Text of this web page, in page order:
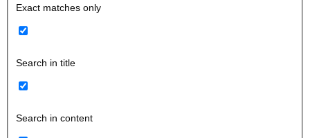
Exact matches only
Search in title
Search in content